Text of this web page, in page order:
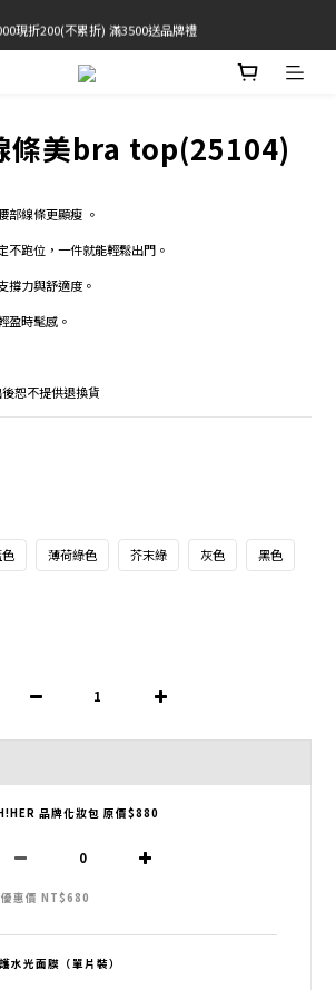
網限定! 滿千免運(僅限台灣本島)
現折200(不累折) 滿3500送品牌禮
專區買三送一 | 指定專區買一送一
條美bra top(25104)
部線條更顯瘦 。
不跑位，一件就能輕鬆出門。
撐力與舒適度。
盈時髦感。
恕不提供退換貨
薄荷綠色 芥末綠 灰色 黑色
品牌化妝包 原價$880
優惠價 NT$680
水光面膜（單片裝）